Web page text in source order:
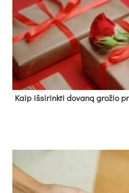
Kaip išsirinkti dovaną grožio